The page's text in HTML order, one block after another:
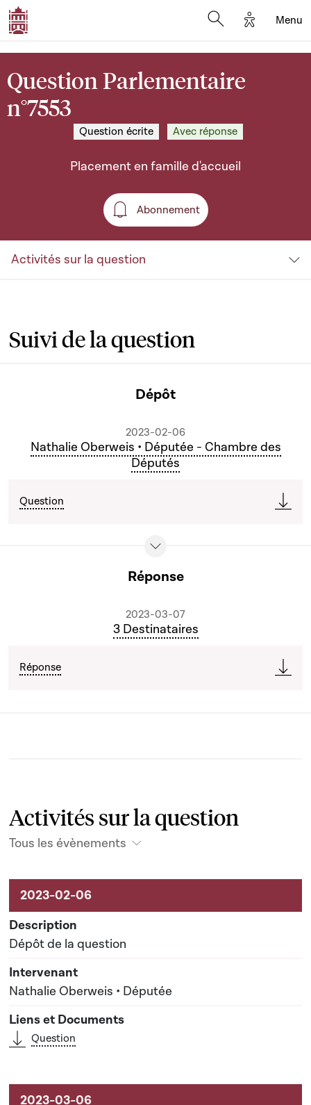
Options
Menu
Question Parlementaire
n°7553
Question écrite Avec réponse
Placement en famille d'accueil
Abonnement
Abonnement
Activités sur la question
Suivi de la question
Dépôt
2023-02-06
Nathalie Oberweis • Députée - Chambre des
Députés
Question
Réponse
2023-03-07
3 Destinataires
Réponse
Activités sur la question
Tous les évènements
Activités liées au dossier
Dépôt de la question
Nathalie Oberweis • Députée
Question